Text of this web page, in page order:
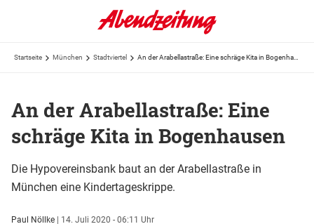
Startseite München Stadtviertel
An der Arabellastraße: Eine
schräge Kita in Bogenhausen
Die Hypovereinsbank baut an der Arabellastraße in
München eine Kindertageskrippe.
Paul Nöllke | 14. Juli 2020 - 06:11 Uhr